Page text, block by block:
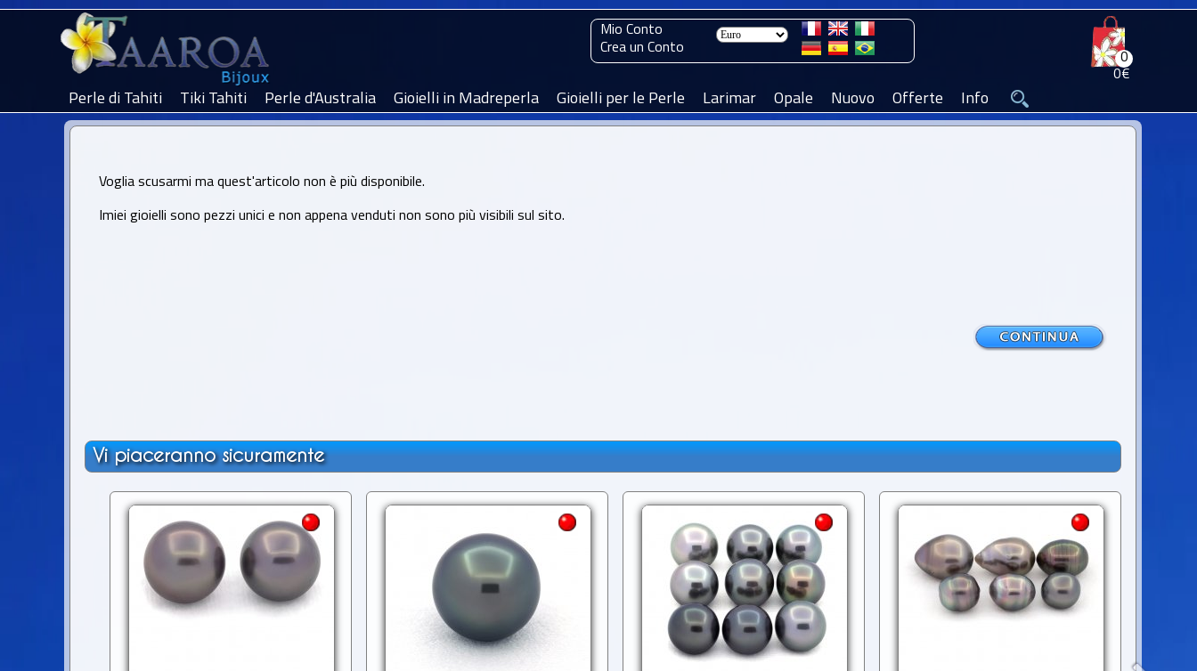
0
0€
Mio Conto
Crea un Conto
Perle di Tahiti Tiki Tahiti Perle d'Australia Gioielli in Madreperla Gioielli per le Perle Larimar Opale Nuovo Offerte Info
Voglia scusarmi ma quest'articolo non è più disponibile.
Imiei gioielli sono pezzi unici e non appena venduti non sono più visibili sul sito.
Vi piaceranno sicuramente